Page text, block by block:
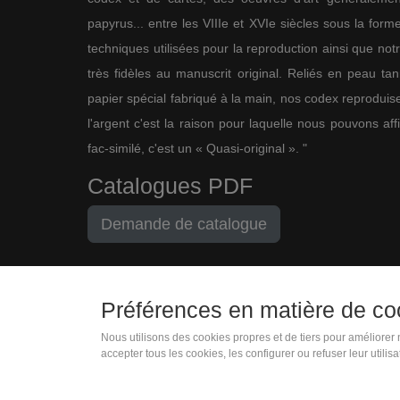
papyrus... entre les VIIIe et XVIe siècles sous la
techniques utilisées pour la reproduction ainsi que
très fidèles au manuscrit original. Reliés en peau
papier spécial fabriqué à la main, nos codex
l'argent c'est la raison pour laquelle nous pouvons
fac-similé, c'est un « Quasi-original ». "
Catalogues PDF
Demande de catalogue
+33 (0)1 83 75 34 43
Préférences en matière de
Nous utilisons des cookies propres et de tiers pour
accepter tous les cookies, les configurer ou refuser leur